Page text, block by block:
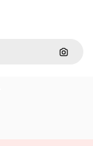
通過圖